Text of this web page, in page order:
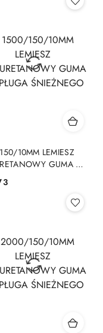
10MM LEMIESZ
GUMA DO